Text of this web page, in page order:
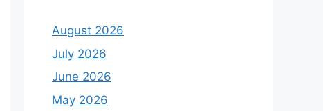
August 2026
July 2026
June 2026
May 2026